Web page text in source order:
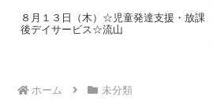
８月１３日（木）☆児童発達支援・放課
後デイサービス☆流山
ホーム 未分類